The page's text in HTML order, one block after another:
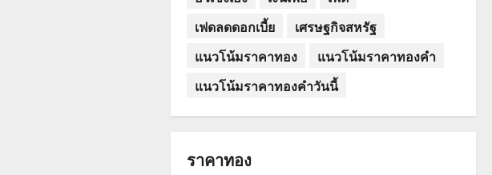
เฟดลดดอกเบี้ย
เศรษฐกิจสหรัฐ
แนวโน้มราคาทอง
แนวโน้มราคาทองคำ
แนวโน้มราคาทองคำวันนี้
ราคาทอง